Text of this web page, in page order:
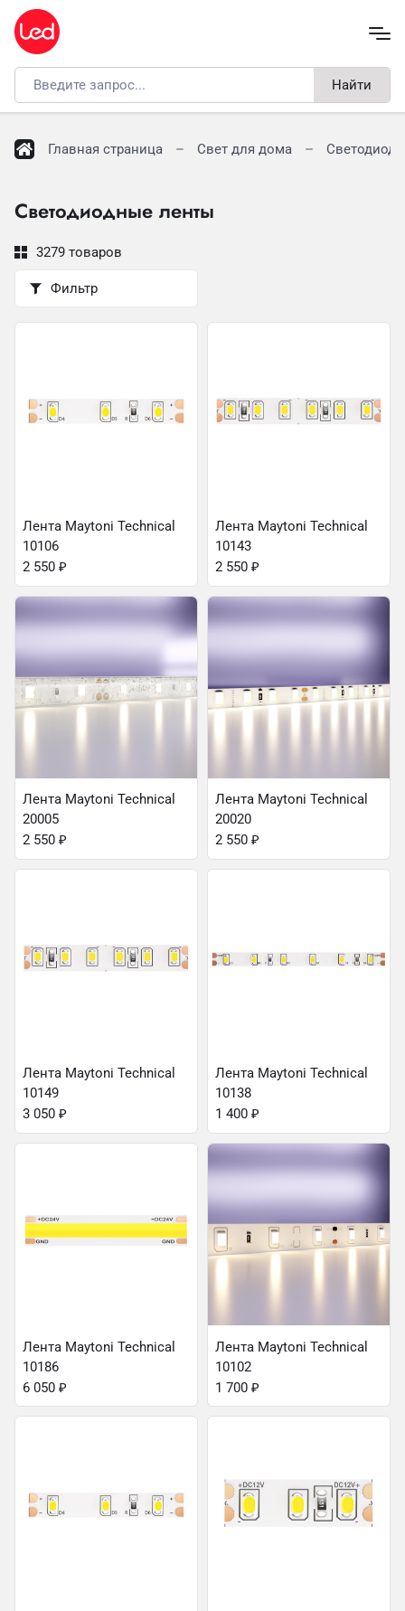
Найти
Главная страница Свет для дома
Светодиодные ленты
3279 товаров
Фильтр
Лента Maytoni Technical
10106
2 550 ₽
Лента Maytoni Technical
10143
2 550 ₽
Лента Maytoni Technical
20005
2 550 ₽
Лента Maytoni Technical
20020
2 550 ₽
Лента Maytoni Technical
10149
3 050 ₽
Лента Maytoni Technical
10138
1 400 ₽
Лента Maytoni Technical
10186
6 050 ₽
Лента Maytoni Technical
10102
1 700 ₽